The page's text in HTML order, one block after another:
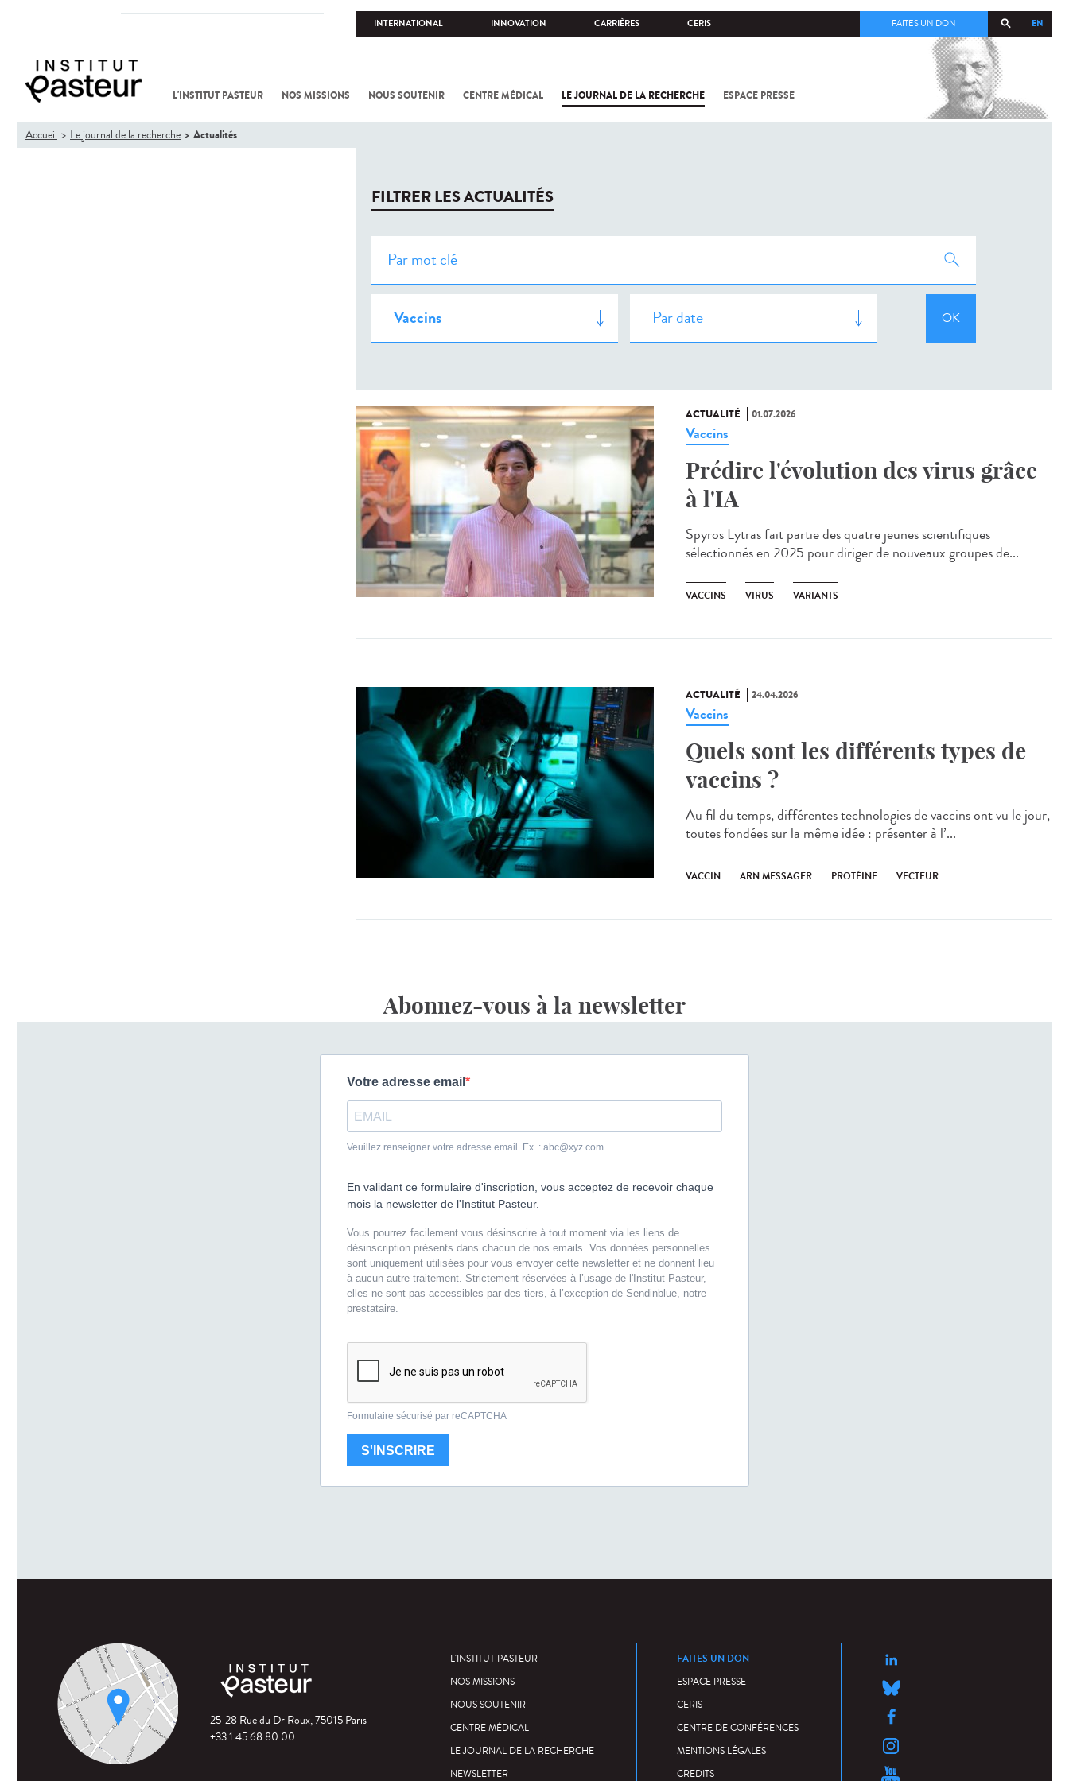
INTERNATIONAL INNOVATION CARRIÈRES CERIS EN
FAITES UN DON
L'INSTITUT PASTEUR NOS MISSIONS NOUS SOUTENIR CENTRE MÉDICAL LE JOURNAL DE LA RECHERCHE ESPACE PRESSE
COV-2 /
Vous
êtes
Accueil Le journal de la recherche Actualités
FILTRER LES ACTUALITÉS
ACTUALITÉ 01.07.2026
Vaccins
Prédire l'évolution des virus grâce
à l'IA
Spyros Lytras fait partie des quatre jeunes scientifiques
sélectionnés en 2025 pour diriger de nouveaux groupes de...
VACCINS VIRUS VARIANTS
ACTUALITÉ 24.04.2026
Vaccins
Quels sont les différents types de
vaccins ?
Au fil du temps, différentes technologies de vaccins ont vu le jour,
toutes fondées sur la même idée : présenter à l’...
VACCIN ARN MESSAGER PROTÉINE VECTEUR
Abonnez-vous à la newsletter
25-28 Rue du Dr Roux, 75015 Paris
+33 1 45 68 80 00
L'INSTITUT PASTEUR
NOS MISSIONS
NOUS SOUTENIR
CENTRE MÉDICAL
LE JOURNAL DE LA RECHERCHE
NEWSLETTER
FAITES UN DON
ESPACE PRESSE
CERIS
CENTRE DE CONFÉRENCES
MENTIONS LÉGALES
CREDITS